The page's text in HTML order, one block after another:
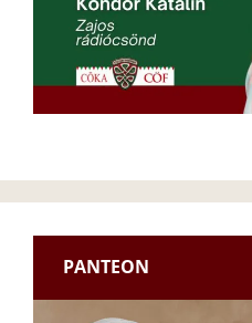
PANTEON